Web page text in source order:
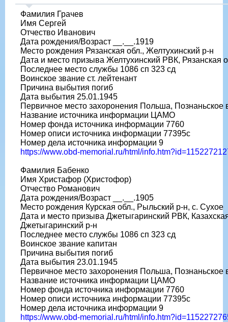
Фамилия Грачев
Имя Сергей
Отчество Иванович
Дата рождения/Возраст __.__.1919
Место рождения Рязанская обл., Желтухинский р-н
Дата и место призыва Желтухинский РВК, Рязанская
Последнее место службы 1086 сп 323 сд
Воинское звание ст. лейтенант
Причина выбытия погиб
Дата выбытия 25.01.1945
Первичное место захоронения Польша, Познаньское
Название источника информации ЦАМО
Номер фонда источника информации 7760
Номер описи источника информации 77395с
Номер дела источника информации 9
https://www.obd-memorial.ru/html/
Фамилия Бабенко
Имя Христафор (Христофор)
Отчество Романович
Дата рождения/Возраст __.__.1905
Место рождения Курская обл., Рыльский р-н, с. Сухое
Дата и место призыва Джетыгаринский РВК,
Джетыгаринский р-н
Последнее место службы 1086 сп 323 сд
Воинское звание капитан
Причина выбытия погиб
Дата выбытия 23.01.1945
Первичное место захоронения Польша, Познаньское
Название источника информации ЦАМО
Номер фонда источника информации 7760
Номер описи источника информации 77395с
Номер дела источника информации 9
https://www.obd-memorial.ru/html/